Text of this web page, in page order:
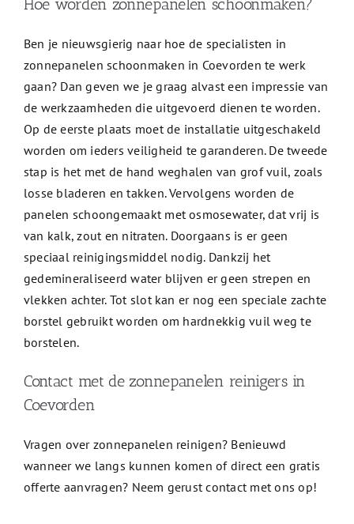
Hoe worden zonnepanelen schoonmaken?
Ben je nieuwsgierig naar hoe de specialisten in
zonnepanelen schoonmaken in Coevorden te werk
gaan? Dan geven we je graag alvast een impressie van
de werkzaamheden die uitgevoerd dienen te worden.
Op de eerste plaats moet de installatie uitgeschakeld
worden om ieders veiligheid te garanderen. De tweede
stap is het met de hand weghalen van grof vuil, zoals
losse bladeren en takken. Vervolgens worden de
panelen schoongemaakt met osmosewater, dat vrij is
van kalk, zout en nitraten. Doorgaans is er geen
speciaal reinigingsmiddel nodig. Dankzij het
gedemineraliseerd water blijven er geen strepen en
vlekken achter. Tot slot kan er nog een speciale zachte
borstel gebruikt worden om hardnekkig vuil weg te
borstelen.
Contact met de zonnepanelen reinigers in
Coevorden
Vragen over zonnepanelen reinigen? Benieuwd
wanneer we langs kunnen komen of direct een gratis
offerte aanvragen? Neem gerust contact met ons op!